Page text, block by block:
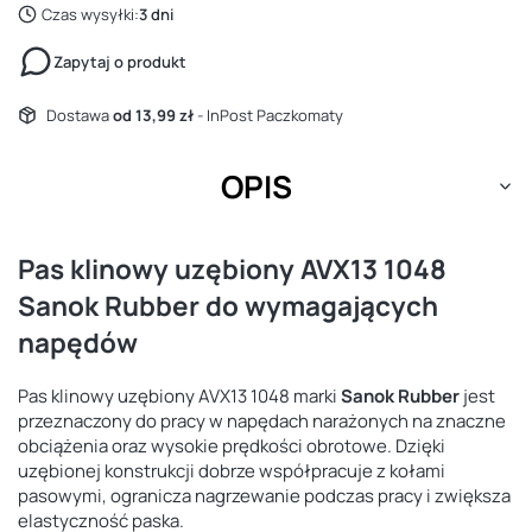
Czas wysyłki:3 dni
Zapytaj o produkt
Dostawaod 13,99 zł- InPost Paczkomaty
OPIS
Pas klinowy uzębiony AVX13 1048
Sanok Rubber do wymagających
napędów
Pas klinowy uzębiony AVX13 1048 markiSanok Rubberjest
przeznaczony do pracy w napędach narażonych na znaczne
obciążenia oraz wysokie prędkości obrotowe. Dzięki
uzębionej konstrukcji dobrze współpracuje z kołami
pasowymi, ogranicza nagrzewanie podczas pracy i zwiększa
elastyczność paska.